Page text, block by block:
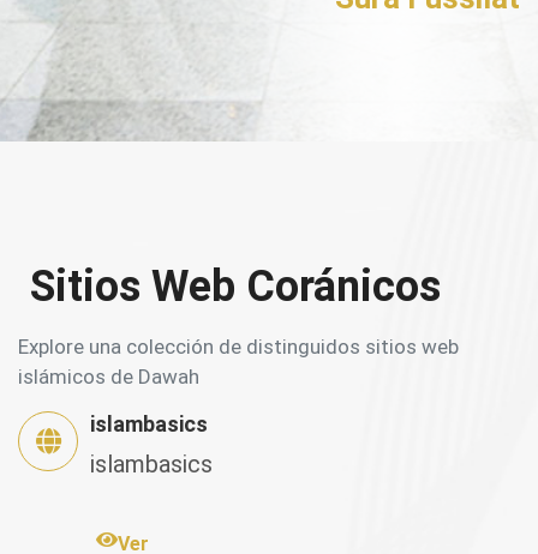
Sitios Web Coránicos
Explore una colección de distinguidos sitios web
islámicos de Dawah
islambasics
islambasics
Ver